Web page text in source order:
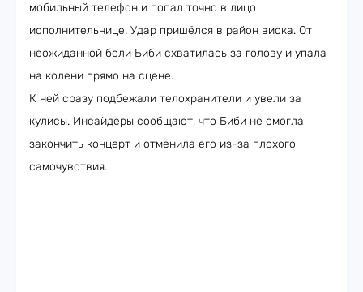
мобильный телефон и попал точно в лицо
исполнительнице. Удар пришёлся в район виска. От
неожиданной боли Биби схватилась за голову и упала
на колени прямо на сцене.
К ней сразу подбежали телохранители и увели за
кулисы. Инсайдеры сообщают, что Биби не смогла
закончить концерт и отменила его из-за плохого
самочувствия.